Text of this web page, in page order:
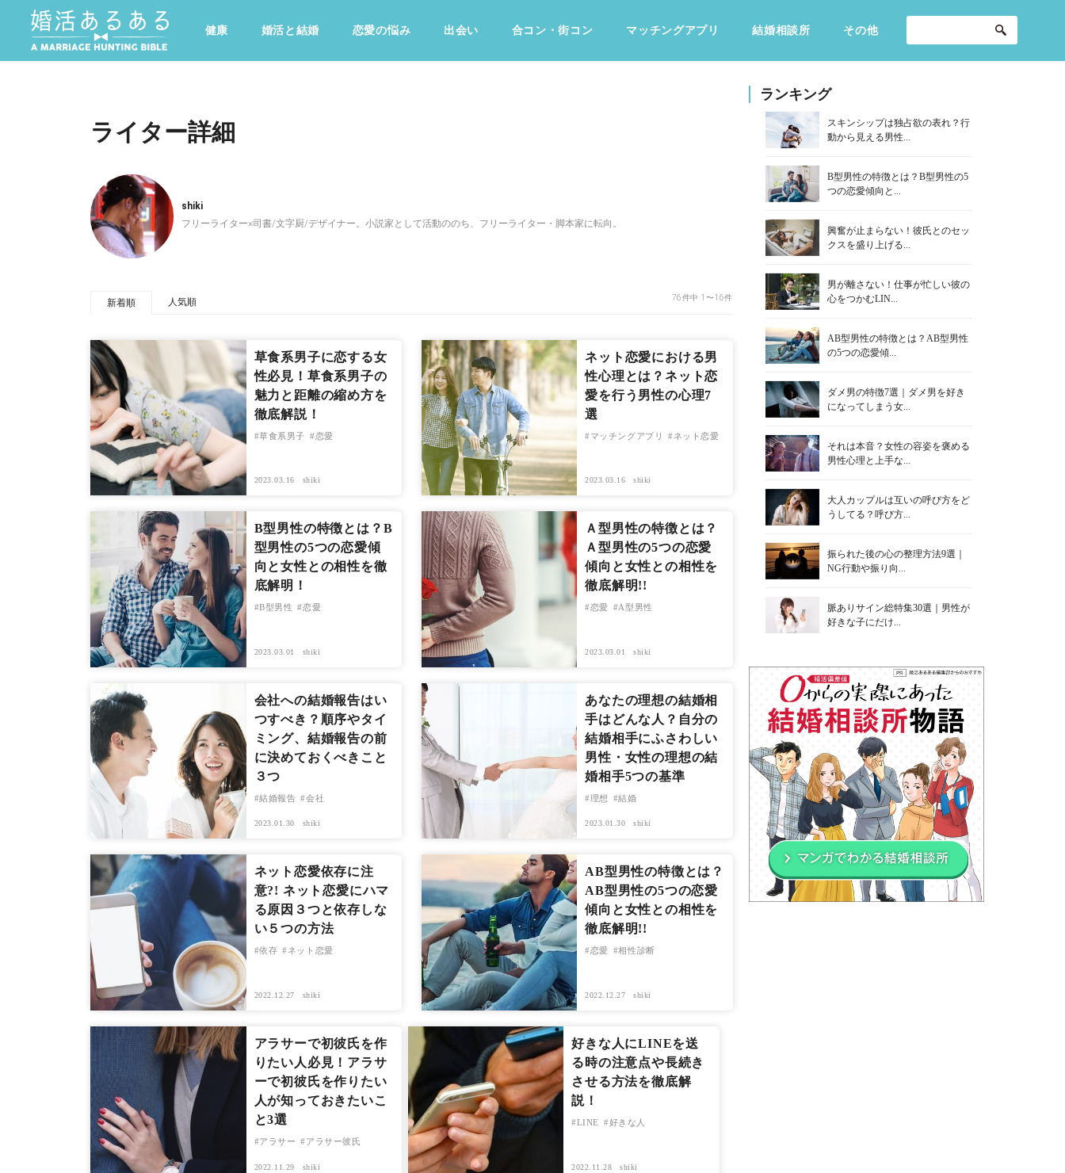
健康 婚活と結婚 恋愛の悩み 出会い 合コン・街コン マッチングアプリ 結婚相談所 その他
ライター詳細
shiki
フリーライター×司書/文字厨/デザイナー。小説家として活動ののち、フリーライター・脚本家に転向。
新着順 人気順 76件中 1〜16件
草食系男子に恋する女
性必見！草食系男子の
魅力と距離の縮め方を
徹底解説！
草食系男子 恋愛
2023.03.16 shiki
ネット恋愛における男
性心理とは？ネット恋
愛を行う男性の心理7
選
マッチングアプリ ネット恋愛
2023.03.16 shiki
B型男性の特徴とは？B
型男性の5つの恋愛傾
向と女性との相性を徹
底解明！
B型男性 恋愛
2023.03.01 shiki
Ａ型男性の特徴とは？
Ａ型男性の5つの恋愛
傾向と女性との相性を
徹底解明!!
恋愛 A型男性
2023.03.01 shiki
会社への結婚報告はい
つすべき？順序やタイ
ミング、結婚報告の前
に決めておくべきこと
３つ
結婚報告 会社
2023.01.30 shiki
あなたの理想の結婚相
手はどんな人？自分の
結婚相手にふさわしい
男性・女性の理想の結
婚相手5つの基準
理想 結婚
2023.01.30 shiki
ネット恋愛依存に注
意?! ネット恋愛にハマ
る原因３つと依存しな
い５つの方法
依存 ネット恋愛
2022.12.27 shiki
AB型男性の特徴とは？
AB型男性の5つの恋愛
傾向と女性との相性を
徹底解明!!
恋愛 相性診断
2022.12.27 shiki
アラサーで初彼氏を作
りたい人必見！アラサ
ーで初彼氏を作りたい
人が知っておきたいこ
と3選
アラサー アラサー彼氏
2022.11.29 shiki
好きな人にLINEを送
る時の注意点や長続き
させる方法を徹底解
説！
LINE 好きな人
2022.11.28 shiki
ランキング
スキンシップは独占欲の表れ？行
動から見える男性...
B型男性の特徴とは？B型男性の5
つの恋愛傾向と...
興奮が止まらない！彼氏とのセッ
クスを盛り上げる...
男が離さない！仕事が忙しい彼の
心をつかむLIN...
AB型男性の特徴とは？AB型男性
の5つの恋愛傾...
ダメ男の特徴7選｜ダメ男を好き
になってしまう女...
それは本音？女性の容姿を褒める
男性心理と上手な...
大人カップルは互いの呼び方をど
うしてる？呼び方...
振られた後の心の整理方法9選｜
NG行動や振り向...
脈ありサイン総特集30選｜男性が
好きな子にだけ...